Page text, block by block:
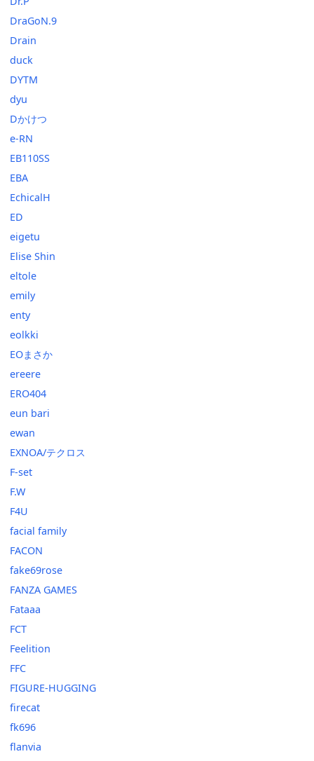
DraGoN.9
Drain
duck
DYTM
dyu
Dかけつ
e-RN
EB110SS
EBA
EchicalH
ED
eigetu
Elise Shin
eltole
emily
enty
eolkki
EOまさか
ereere
ERO404
eun bari
ewan
EXNOA/テクロス
F-set
F.W
F4U
facial family
FACON
fake69rose
FANZA GAMES
Fataaa
FCT
Feelition
FFC
FIGURE-HUGGING
firecat
fk696
flanvia